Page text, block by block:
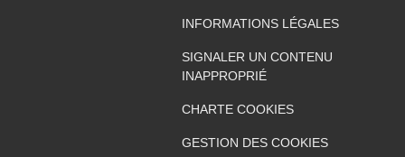
INFORMATIONS LÉGALES
SIGNALER UN CONTENU
INAPPROPRIÉ
CHARTE COOKIES
GESTION DES COOKIES